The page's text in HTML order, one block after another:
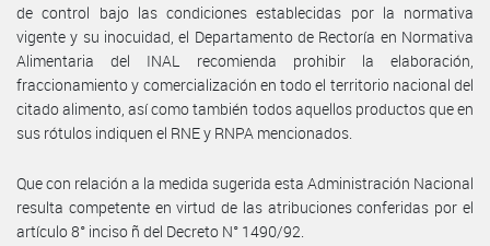
de control bajo las condiciones establecidas por la normativa
vigente y su inocuidad, el Departamento de Rectoría en Normativa
Alimentaria del INAL recomienda prohibir la elaboración,
fraccionamiento y comercialización en todo el territorio nacional del
citado alimento, así como también todos aquellos productos que en
sus rótulos indiquen el RNE y RNPA mencionados.
Que con relación a la medida sugerida esta Administración Nacional
resulta competente en virtud de las atribuciones conferidas por el
artículo 8° inciso ñ del Decreto N° 1490/92.